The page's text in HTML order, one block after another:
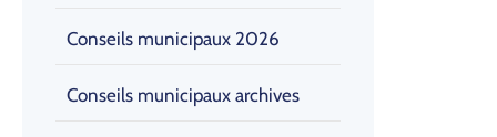
Conseils municipaux 2026
Conseils municipaux archives